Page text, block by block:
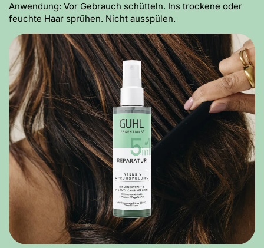
Anwendung: Vor Gebrauch schütteln. Ins trockene oder
feuchte Haar sprühen. Nicht ausspülen.